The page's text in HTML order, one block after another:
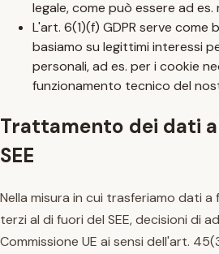
legale, come può essere ad
L'art. 6(1)(f) GDPR serve come
basiamo su legittimi interessi
personali, ad es. per i cookie
funzionamento tecnico del
Trattamento dei dati
SEE
Nella misura in cui trasferiamo dati
terzi al di fuori del SEE, decisioni di
Commissione UE ai sensi dell'art.